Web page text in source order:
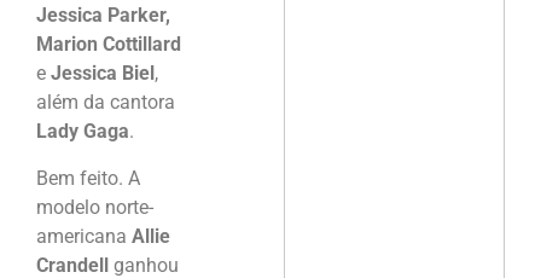
Jessica Parker,
Marion Cottillard
e Jessica Biel ,
além da cantora
Lady Gaga.
Bem feito. A
modelo norte-
americana Allie
Crandell ganhou